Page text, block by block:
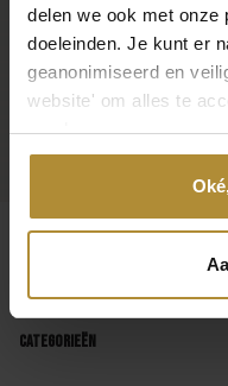
delen we ook met onze
doeleinden. Je kunt er
geanonimiseerd en
website' om alles te
voorkeuren aan.
Mail ons
Reactie binnen
App ons
Handig toch?
Categorieën